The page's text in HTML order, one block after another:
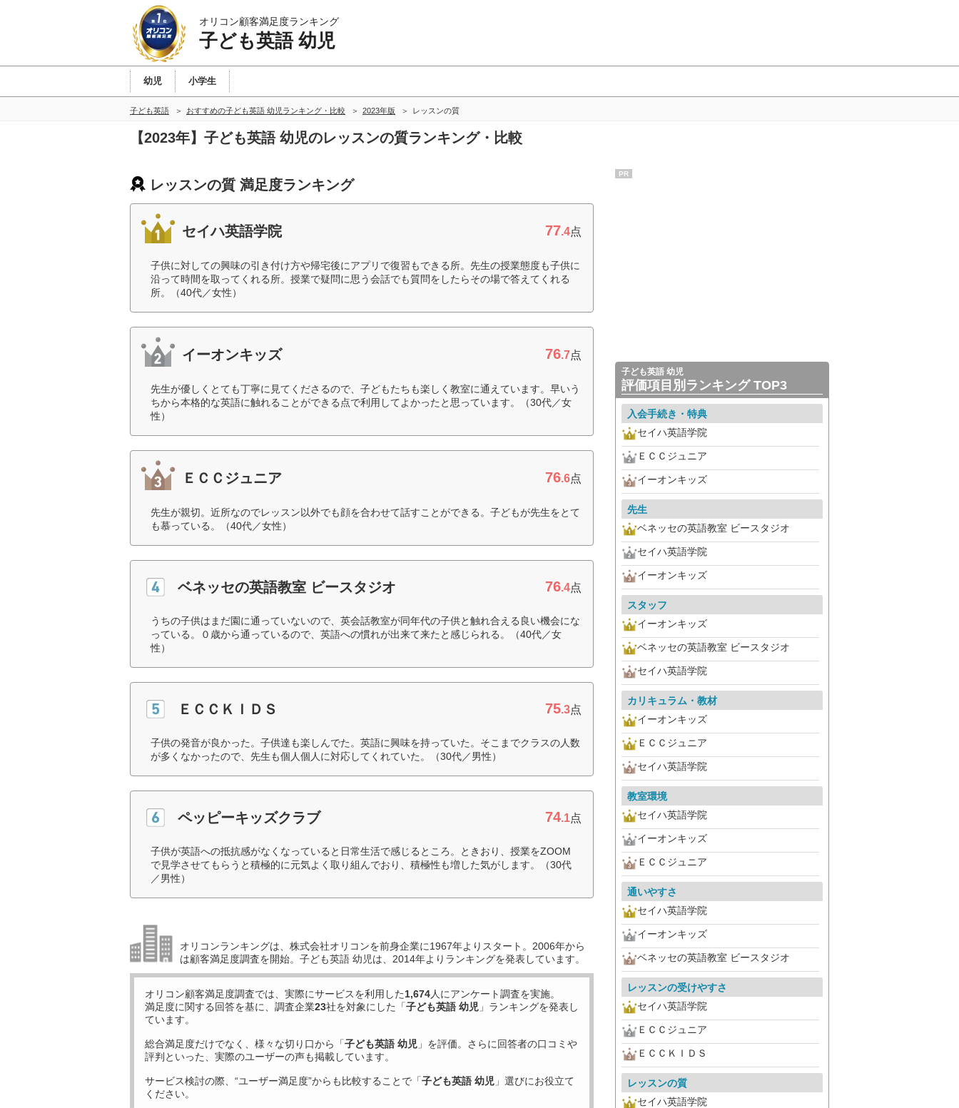
オリコン顧客満足度ランキング
子ども英語 幼児
幼児 小学生
子ども英語 おすすめの子ども英語 幼児ランキング・比較 2023年版 レッスンの質
【2023年】子ども英語 幼児のレッスンの質ランキング・比較
レッスンの質 満足度ランキング
セイハ英語学院 77.4点
子供に対しての興味の引き付け方や帰宅後にアプリで復習もできる所。先生の授業態度も子供に
沿って時間を取ってくれる所。授業で疑問に思う会話でも質問をしたらその場で答えてくれる
所。（40代／女性）
イーオンキッズ 76.7点
先生が優しくとても丁寧に見てくださるので、子どもたちも楽しく教室に通えています。早いう
ちから本格的な英語に触れることができる点で利用してよかったと思っています。（30代／女
性）
ＥＣＣジュニア 76.6点
先生が親切。近所なのでレッスン以外でも顔を合わせて話すことができる。子どもが先生をとて
も慕っている。（40代／女性）
ベネッセの英語教室 ビースタジオ 76.4点
うちの子供はまだ園に通っていないので、英会話教室が同年代の子供と触れ合える良い機会にな
っている。０歳から通っているので、英語への慣れが出来て来たと感じられる。（40代／女
性）
ＥＣＣＫＩＤＳ 75.3点
子供の発音が良かった。子供達も楽しんでた。英語に興味を持っていた。そこまでクラスの人数
が多くなかったので、先生も個人個人に対応してくれていた。（30代／男性）
ペッピーキッズクラブ 74.1点
子供が英語への抵抗感がなくなっていると日常生活で感じるところ。ときおり、授業をZOOM
で見学させてもらうと積極的に元気よく取り組んでおり、積極性も増した気がします。（30代
／男性）
オリコンランキングは、株式会社オリコンを前身企業に1967年よりスタート。2006年から
は顧客満足度調査を開始。子ども英語 幼児は、2014年よりランキングを発表しています。
オリコン顧客満足度調査では、実際にサービスを利用した1,674人にアンケート調査を実施。
満足度に関する回答を基に、調査企業23社を対象にした「子ども英語 幼児 」ランキングを発表し
ています。
総合満足度だけでなく、様々な切り口から「子ども英語 幼児 」を評価。さらに回答者の口コミや
評判といった、実際のユーザーの声も掲載しています。
サービス検討の際、“ユーザー満足度”からも比較することで「子ども英語 幼児 」選びにお役立て
ください。
PR
子ども英語 幼児
評価項目別ランキング TOP3
入会手続き・特典
セイハ英語学院
ＥＣＣジュニア
イーオンキッズ
先生
ベネッセの英語教室 ビースタジオ
セイハ英語学院
イーオンキッズ
スタッフ
イーオンキッズ
ベネッセの英語教室 ビースタジオ
セイハ英語学院
カリキュラム・教材
イーオンキッズ
ＥＣＣジュニア
セイハ英語学院
教室環境
セイハ英語学院
イーオンキッズ
ＥＣＣジュニア
通いやすさ
セイハ英語学院
イーオンキッズ
ベネッセの英語教室 ビースタジオ
レッスンの受けやすさ
セイハ英語学院
ＥＣＣジュニア
ＥＣＣＫＩＤＳ
レッスンの質
セイハ英語学院